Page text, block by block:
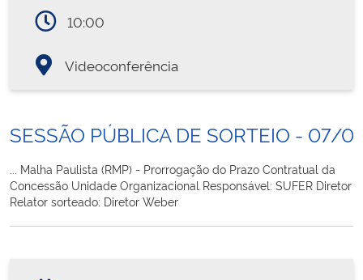
10:00
Videoconferência
SESSÃO PÚBLICA DE SORTEIO - 07/
... Malha Paulista (RMP) - Prorrogação do Prazo Contratual da
Concessão Unidade Organizacional Responsável: SUFER Diretor
Relator sorteado: Diretor Weber